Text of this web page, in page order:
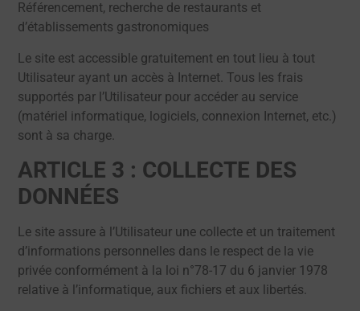
Référencement, recherche de restaurants et
d’établissements gastronomiques
Le site est accessible gratuitement en tout lieu à tout
Utilisateur ayant un accès à Internet. Tous les frais
supportés par l’Utilisateur pour accéder au service
(matériel informatique, logiciels, connexion Internet, etc.)
sont à sa charge.
ARTICLE 3 : COLLECTE DES
DONNÉES
Le site assure à l’Utilisateur une collecte et un traitement
d’informations personnelles dans le respect de la vie
privée conformément à la loi n°78-17 du 6 janvier 1978
relative à l’informatique, aux fichiers et aux libertés.